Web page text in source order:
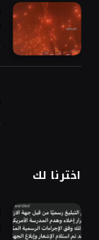
اخترنا لك